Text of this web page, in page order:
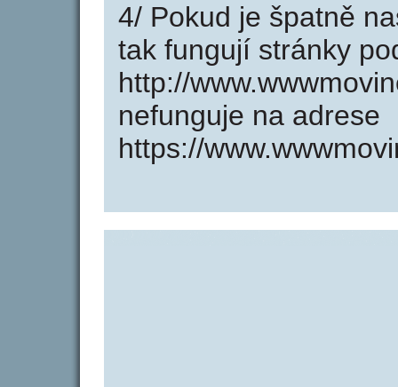
4/ Pokud je špatně
tak fungují stránky
http://
nefunguje na adrese
https://